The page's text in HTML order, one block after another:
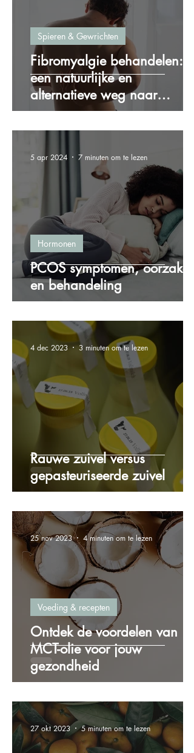
Fibromyalgie behandelen:
een natuurlijke en
alternatieve weg naar
verlichting
Spieren & Gewrichten
PCOS symptomen, oorzaken
en behandeling
Hormonen
5 apr 2024 7 minuten om te lezen
Rauwe zuivel versus
gepasteuriseerde zuivel
4 dec 2023 3 minuten om te lezen
Ontdek de voordelen van
MCT-olie voor jouw
gezondheid
Voeding & recepten
25 nov 2023 4 minuten om te lezen
27 okt 2023 5 minuten om te lezen